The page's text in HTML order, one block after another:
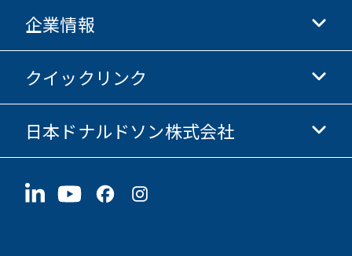
Donaldsonライフサイエンス
Donaldsonオンラインストア
企業情報
企業情報
倫理・コンプライアンス
採用情報
クイックリンク
投資家情報
サプライヤー情報
サステナビリティ
日本ドナルドソン株式会社
〒190-0022